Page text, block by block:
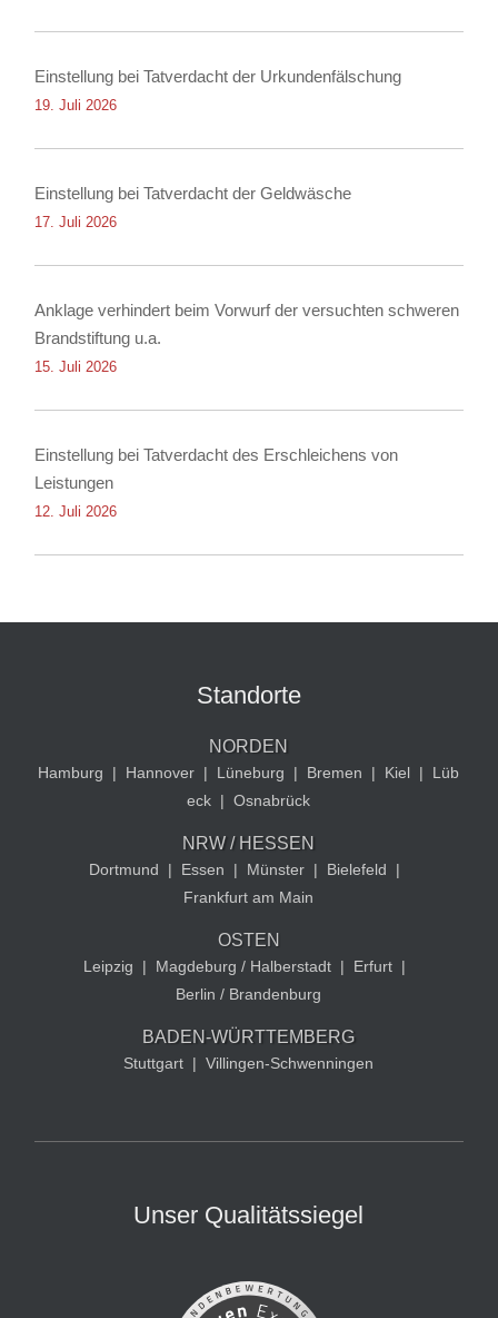
Einstellung bei Tatverdacht der Urkundenfälschung
19. Juli 2026
Einstellung bei Tatverdacht der Geldwäsche
17. Juli 2026
Anklage verhindert beim Vorwurf der versuchten schweren
Brandstiftung u.a.
15. Juli 2026
Einstellung bei Tatverdacht des Erschleichens von
Leistungen
12. Juli 2026
Standorte
NORDEN
Hamburg | Hannover | Lüneburg | Bremen | Kiel |
Lüb
eck | Osnabrück
NRW / HESSEN
Dortmund | Essen | Münster | Bielefeld
|
Frankfurt am Main
OSTEN
Leipzig | Magdeburg / Halberstadt | Erfurt |
Berlin / Brandenburg
BADEN-WÜRTTEMBERG
Stuttgart | Villingen-Schwenningen
Unser Qualitätssiegel